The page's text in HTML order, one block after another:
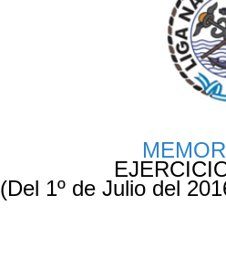
(Del 1º de Julio del